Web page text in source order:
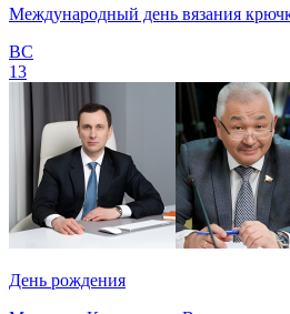
Международный день вязания
ВС
13
День рождения